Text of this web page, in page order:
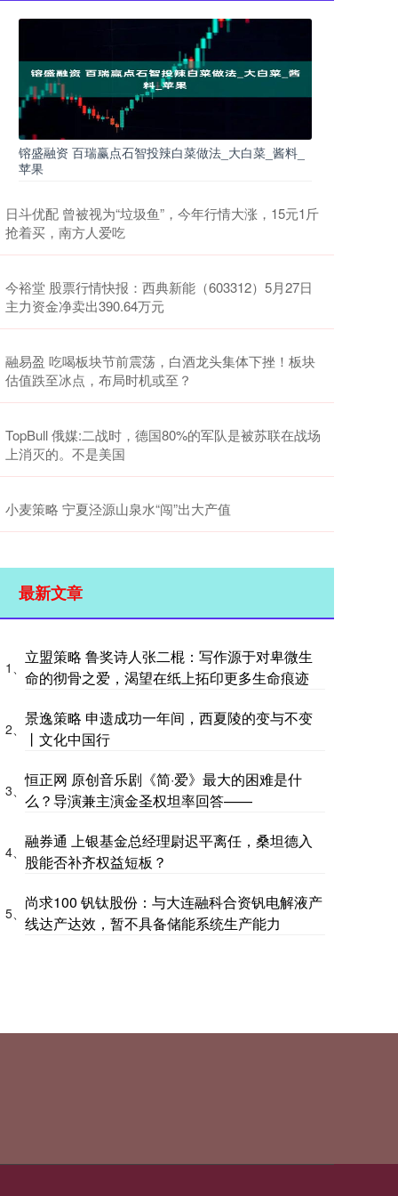
镕盛融资 百瑞赢点石智投辣白菜做法_大白菜_酱料_
苹果
日斗优配 曾被视为“垃圾鱼”，今年行情大涨，15元1斤
抢着买，南方人爱吃
今裕堂 股票行情快报：西典新能（603312）5月27日
主力资金净卖出390.64万元
融易盈 吃喝板块节前震荡，白酒龙头集体下挫！板块
估值跌至冰点，布局时机或至？
TopBull 俄媒:二战时，德国80%的军队是被苏联在战场
上消灭的。不是美国
小麦策略 宁夏泾源山泉水“闯”出大产值
最新文章
1、
立盟策略 鲁奖诗人张二棍：写作源于对卑微生
命的彻骨之爱，渴望在纸上拓印更多生命痕迹
2、
景逸策略 申遗成功一年间，西夏陵的变与不变
丨文化中国行
3、
恒正网 原创音乐剧《简·爱》最大的困难是什
么？导演兼主演金圣权坦率回答——
4、
融券通 上银基金总经理尉迟平离任，桑坦德入
股能否补齐权益短板？
5、
尚求100 钒钛股份：与大连融科合资钒电解液产
线达产达效，暂不具备储能系统生产能力